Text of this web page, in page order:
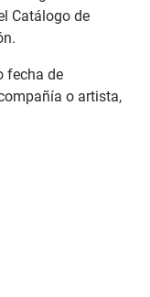
Catálogo de
fecha de
o artista,